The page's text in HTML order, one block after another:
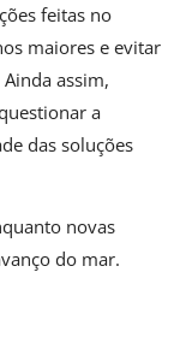
feitas no
maiores e evitar
assim,
a
das soluções
novas
do mar.